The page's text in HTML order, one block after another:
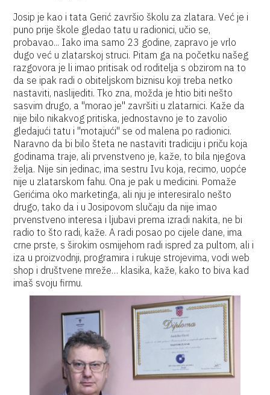
Josip je kao i tata Gerić završio školu za zlatara. Već je i
puno prije škole gledao tatu u radionici, učio se,
probavao... Iako ima samo 23 godine, zapravo je vrlo
dugo već u zlatarskoj struci. Pitam ga na početku našeg
razgovora je li imao pritisak od roditelja s obzirom na to
da se ipak radi o obiteljskom biznisu koji treba netko
nastaviti, naslijediti. Tko zna, možda je htio biti nešto
sasvim drugo, a ''morao je'' završiti u zlatarnici. Kaže da
nije bilo nikakvog pritiska, jednostavno je to zavolio
gledajući tatu i ''motajući'' se od malena po radionici.
Naravno da bi bilo šteta ne nastaviti tradiciju i priču koja
godinama traje, ali prvenstveno je, kaže, to bila njegova
želja. Nije sin jedinac, ima sestru Ivu koja, recimo, uopće
nije u zlatarskom fahu. Ona je pak u medicini. Pomaže
Gerićima oko marketinga, ali nju je interesiralo nešto
drugo, tako da i u Josipovom slučaju da nije imao
prvenstveno interesa i ljubavi prema izradi nakita, ne bi
radio to što radi, kaže. A radi posao po cijele dane, ima
crne prste, s širokim osmijehom radi ispred za pultom, ali i
iza u proizvodnji, programira i rukuje strojevima, vodi web
shop i društvene mreže… klasika, kaže, kako to biva kad
imaš svoju firmu.